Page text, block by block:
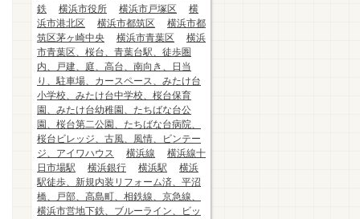
鉄
横浜市役所 横浜市戸塚区
横
浜市港北区
横浜市都筑区
横浜市都
筑区茅ヶ崎中央
横浜市青葉区
横浜
市青葉区、桜台、青葉台駅、徒歩圏
内、戸建、庭、高台、南向き、日当
り、駐車場、カースペース、みたけ台
小学校、みたけ台中学校、桜台保育
園、みたけ台幼稚園、たちばな台公
園、桜台第二公園、たちばな台病院、
桜台ビレッジ、古風、風情、ビンテー
ジ、アイワハウス
横浜線
横浜線十
日市場駅
横浜銀行 横浜駅
横浜
駅徒歩、新規内装リフォーム済、平沼
橋、戸部、高島町、相鉄線、京急線、
横浜市営地下鉄、ブルーライン、ビッ